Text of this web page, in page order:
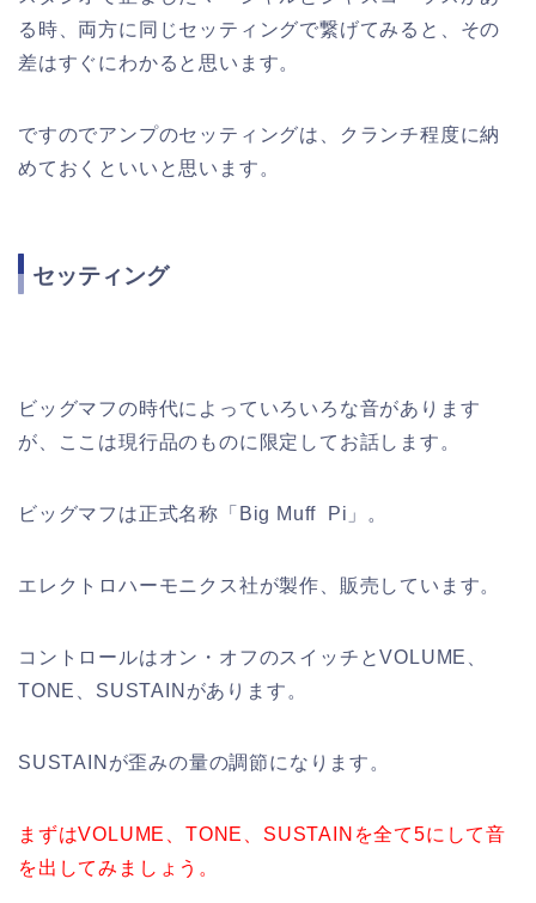
る時、両方に同じセッティングで繋げてみると、その
差はすぐにわかると思います。
ですのでアンプのセッティングは、クランチ程度に納
めておくといいと思います。
セッティング
ビッグマフの時代によっていろいろな音があります
が、ここは現行品のものに限定してお話します。
ビッグマフは正式名称「 Big Muff Pi 」。
エレクトロハーモニクス社が製作、販売しています。
コントロールはオン・オフのスイッチとVOLUME
TONE
SUSTAIN があります。
SUSTAIN が歪みの量の調節になります。
まずはVOLUME 、TONE SUSTAIN を全て5にして音
を出してみましょう。